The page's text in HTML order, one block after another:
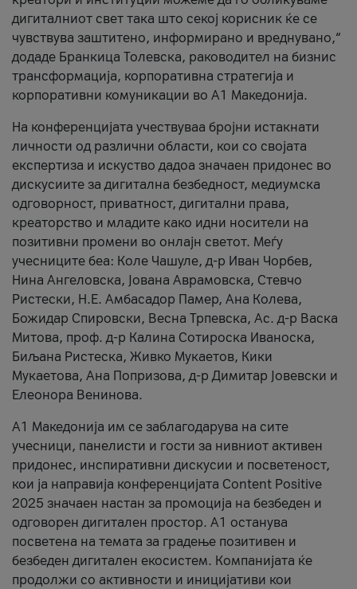
дигиталниот свет така што секој корисник ќе се
чувствува заштитено, информирано и вреднувано,“
додаде Бранкица Толевска, раководител на бизнис
трансформација, корпоративна стратегија и
корпоративни комуникации во А1 Македонија.
На конференцијата учествуваа бројни истакнати
личности од различни области, кои со својата
експертиза и искуство дадоа значаен придонес во
дискусиите за дигитална безбедност, медиумска
одговорност, приватност, дигитални права,
креаторство и младите како идни носители на
позитивни промени во онлајн светот. Меѓу
учесниците беа: Коле Чашуле, д-р Иван Чорбев,
Нина Ангеловска, Јована Аврамовска, Стевчо
Ристески, Н.Е. Амбасадор Памер, Ана Колева,
Божидар Спировски, Весна Трпевска, Ас. д-р Васка
Митова, проф. д-р Калина Сотироска Иваноска,
Биљана Ристеска, Живко Мукаетов, Кики
Мукаетова, Ана Попризова, д-р Димитар Јовевски и
Елеонора Венинова.
А1 Македонија им се заблагодарува на сите
учесници, панелисти и гости за нивниот активен
придонес, инспиративни дискусии и посветеност,
кои ја направија конференцијата Content Positive
2025 значаен настан за промоција на безбеден и
одговорен дигитален простор. А1 останува
посветена на темата за градење позитивен и
безбеден дигитален екосистем. Компанијата ќе
продолжи со активности и иницијативи кои